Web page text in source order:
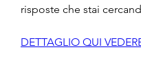
risposte che stai
DETTAGLIO QUI